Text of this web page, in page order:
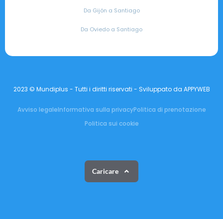
Da Gijón a Santiago
Da Oviedo a Santiago
2023 © Mundiplus - Tutti i diritti riservati - Sviluppato da APPYWEB
Avviso legaleInformativa sulla privacyPolitica di prenotazione
Politica sui cookie
Caricare